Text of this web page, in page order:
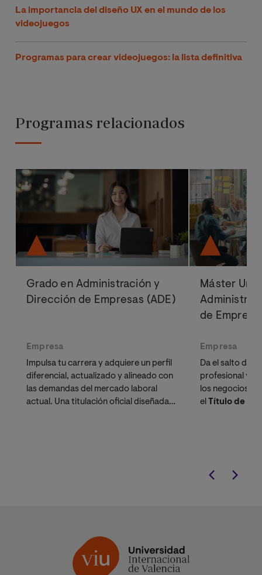
La importancia del diseño UX en el mundo de los
videojuegos
Programas para crear videojuegos: la lista definitiva
Programas relacionados
Grado en Administración y
Dirección de Empresas (ADE)
Empresa
Impulsa tu carrera y adquiere un perfil
diferencial, actualizado y alineado con
las demandas del mercado laboral
actual. Una titulación oficial diseñada
Máster
de
Empresa
Da el salto
profesional y
los negocios.
el Título de